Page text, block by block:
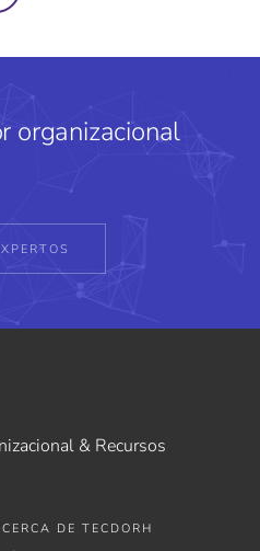
organizacional
& Recursos
DE TECDORH